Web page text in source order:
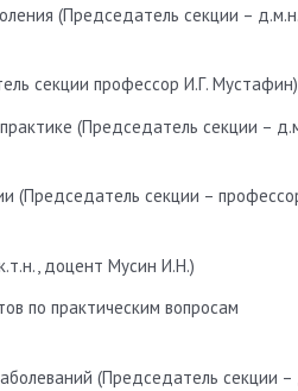
(Председатель секции –
секции профессор И.Г. Мустафин)
(Председатель секции –
(Председатель секции –
доцент Мусин И.Н.)
по практическим вопросам
(Председатель секции –